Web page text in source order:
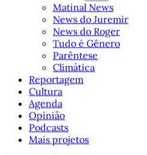
Matinal News
News do Juremir
News do Roger
Tudo é Gênero
Parêntese
Climática
Reportagem
Cultura
Agenda
Opinião
Podcasts
Mais projetos